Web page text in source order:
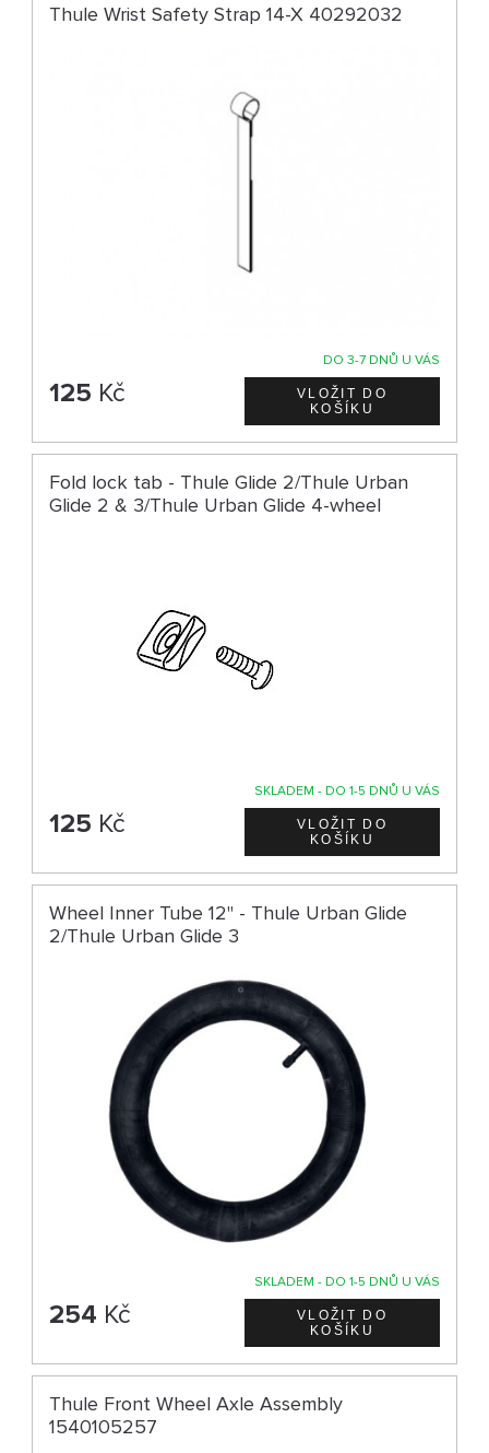
Thule Wrist Safety Strap 14-X 40292032
DO 3-7 DNŮ U VÁS
125 Kč
Fold lock tab - Thule Glide 2/Thule Urban
Glide 2 & 3/Thule Urban Glide 4-wheel
SKLADEM - DO 1-5 DNŮ U VÁS
125 Kč
Wheel Inner Tube 12" - Thule Urban Glide
2/Thule Urban Glide 3
SKLADEM - DO 1-5 DNŮ U VÁS
254 Kč
Thule Front Wheel Axle Assembly
1540105257